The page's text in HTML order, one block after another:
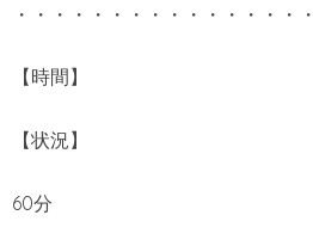
・・・・・・・・・・・・・・・
【時間】
【状況】
60分